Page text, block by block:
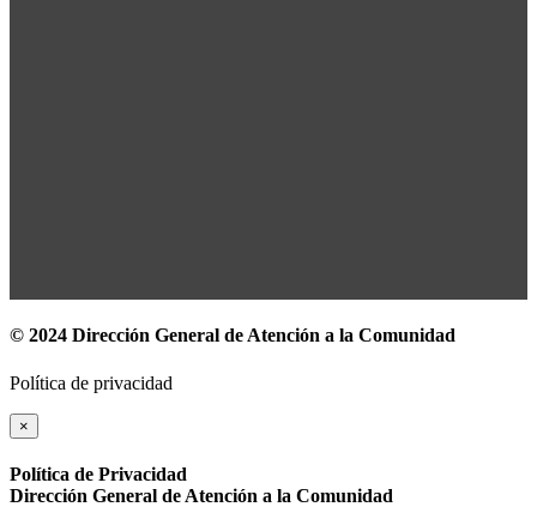
© 2024 Dirección General de Atención a la Comunidad
Política de privacidad
×
Política de Privacidad
Dirección General de Atención a la Comunidad